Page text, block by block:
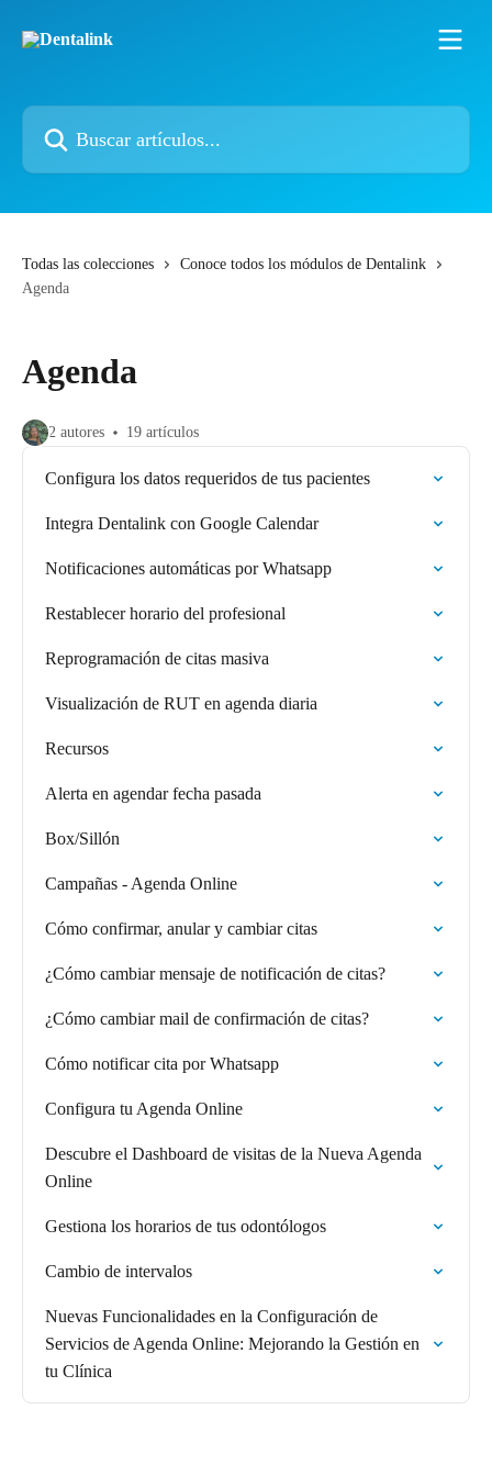
Buscar artículos...
Todas las colecciones
Conoce todos los módulos de Dentalink
Agenda
Agenda
2 autores 19 artículos
Configura los datos requeridos de tus pacientes
Integra Dentalink con Google Calendar
Notificaciones automáticas por Whatsapp
Restablecer horario del profesional
Reprogramación de citas masiva
Visualización de RUT en agenda diaria
Recursos
Alerta en agendar fecha pasada
Box/Sillón
Campañas - Agenda Online
Cómo confirmar, anular y cambiar citas
¿Cómo cambiar mensaje de notificación de citas?
¿Cómo cambiar mail de confirmación de citas?
Cómo notificar cita por Whatsapp
Configura tu Agenda Online
Descubre el Dashboard de visitas de la Nueva Agenda
Online
Gestiona los horarios de tus odontólogos
Cambio de intervalos
Nuevas Funcionalidades en la Configuración de
Servicios de Agenda Online: Mejorando la Gestión en
tu Clínica